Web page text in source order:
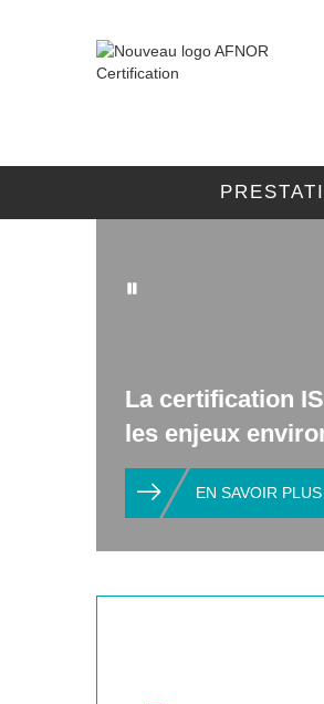
La certification
les enjeux
EN SAVOIR PLUS